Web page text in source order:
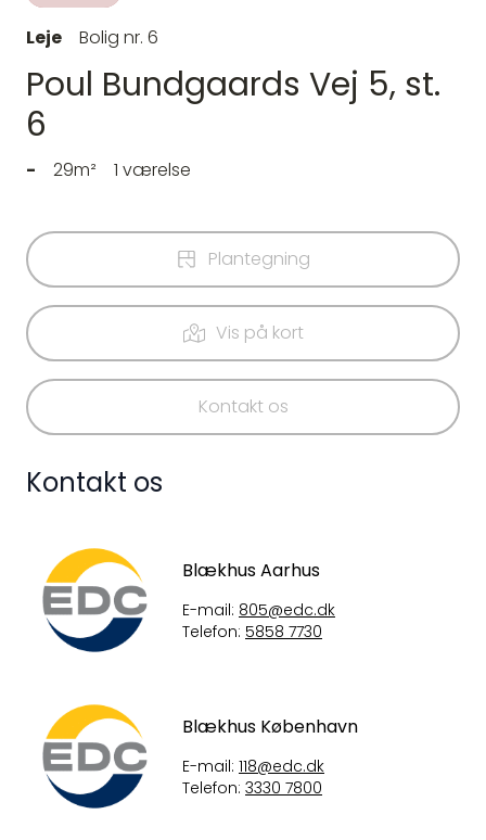
Leje Bolig nr. 6
Poul Bundgaards Vej 5, st.
6
- 29m² 1 værelse
Plantegning
Vis på kort
Kontakt os
Kontakt os
Blækhus Aarhus
E-mail: 805@edc.dk
Telefon: 5858 7730
Blækhus København
E-mail: 118@edc.dk
Telefon: 3330 7800